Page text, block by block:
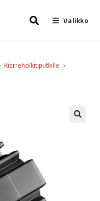
Valikko
Kierreholkit putkille >